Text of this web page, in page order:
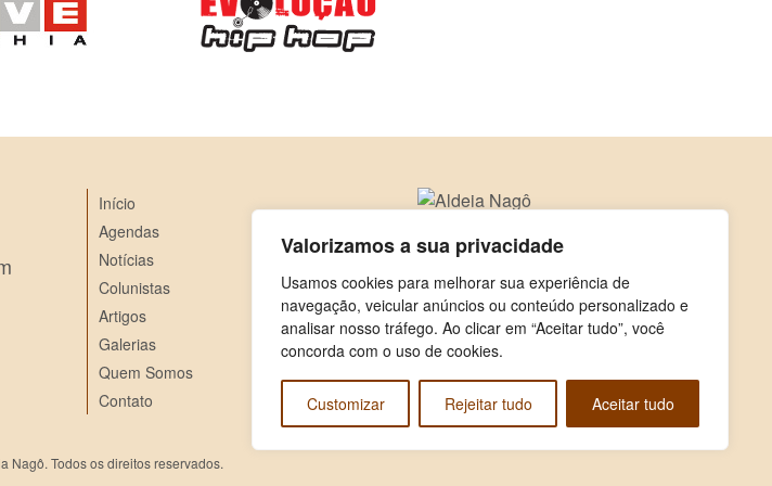
Valorizamos a sua privacidade
Usamos cookies para melhorar sua experiência de
navegação, veicular anúncios ou conteúdo personalizado e
analisar nosso tráfego. Ao clicar em “Aceitar tudo”, você
concorda com o uso de cookies.
Customizar Rejeitar tudo Aceitar tudo
Início
Agendas
Notícias
Colunistas
Artigos
Galerias
Quem Somos
Contato
Nagô. Todos os direitos reservados.